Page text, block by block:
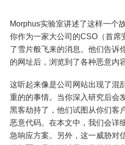
Morphus实验室讲述了这样一个
你作为一家大公司的CSO（首席
了雪片般飞来的消息。他们告诉
的网址后，浏览到了各种恶意内容
这听起来像是公司网站出现了混
重的的事情。当你深入研究后会
黑客劫持了，他们试图从你们客
恶意代码。在本文中，我们会详
急响应方案。另外，这一威胁对